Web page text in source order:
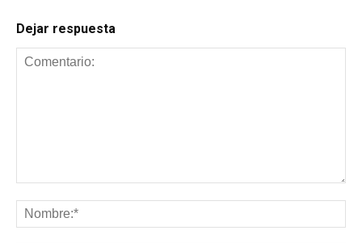
Dejar respuesta